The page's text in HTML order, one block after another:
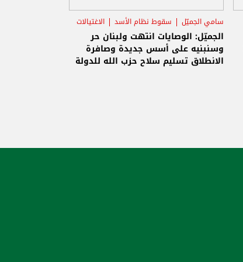
سامي الجميّل سقوط نظام الأسد الاغتيالات
الجميّل: الوصايات انتهت ولبنان حر
وسنبنيه على أسس جديدة وصافرة
الانطلاق تسليم سلاح حزب الله للدولة